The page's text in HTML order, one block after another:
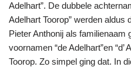
Adelhart”. De dubbele
Adelhart Toorop” werden aldus
Pieter Anthonij als
voornamen “de Adelhart”en
Toorop. Zo simpel ging dat. In